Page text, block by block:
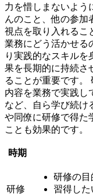
力を惜しまないよう
んのこと、他の参加
視点を取り入れるこ
業務にどう活かせる
り実践的なスキルを
果を長期的に持続さ
ることが重要です。
内容を業務で実践し
など、自ら学び続け
や同僚に研修で得た
ことも効果的です。
時期
研修
研修の目
習得し